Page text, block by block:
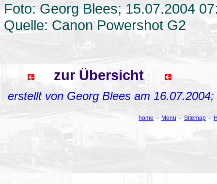
Foto: Georg Blees; 15.07.2004
Quelle: Canon Powershot G2
zur Übersicht
erstellt von Georg Blees am
home -Menü - Sitemap-